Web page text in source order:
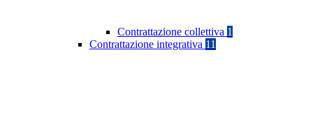
Contrattazione collettiva 1
Contrattazione integrativa 11